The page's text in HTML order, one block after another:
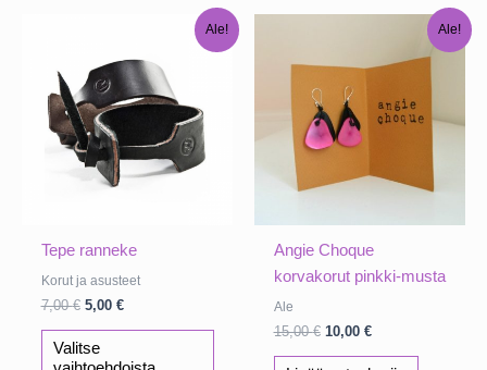
Ale!
Tepe ranneke
Korut ja asusteet
7,00€ Alkuperäinen
7,00 €.
5,00 €Nykyinen
5,00 €.
Valitse
Tällä
tuotteella
Ale!
Angie Choque
korvakorut pinkki-musta
Ale
15,00€ Alkuperäinen
10,00 €Nykyinen